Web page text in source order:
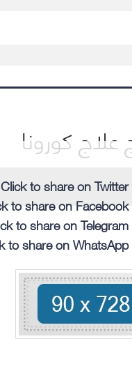
كورونا
Click to share on
to share on
to share on
to share on